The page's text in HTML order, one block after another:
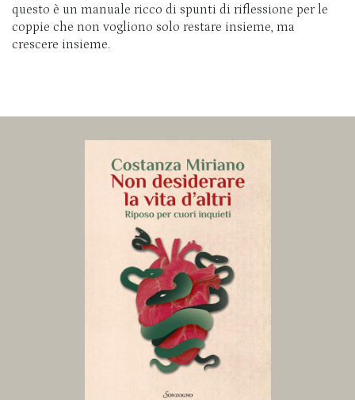
questo è un manuale ricco di spunti di riflessione per le
coppie che non vogliono solo restare insieme, ma
crescere insieme.